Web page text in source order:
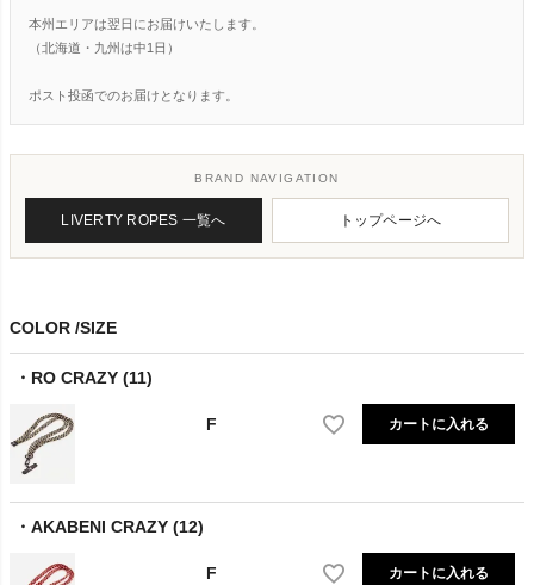
本州エリアは翌日にお届けいたします。
（北海道・九州は中1日）
ポスト投函でのお届けとなります。
BRAND NAVIGATION
LIVERTY ROPES 一覧へ トップページへ
COLOR SIZE
RO CRAZY (11)
F カートに入れる
AKABENI CRAZY (12)
F カートに入れる